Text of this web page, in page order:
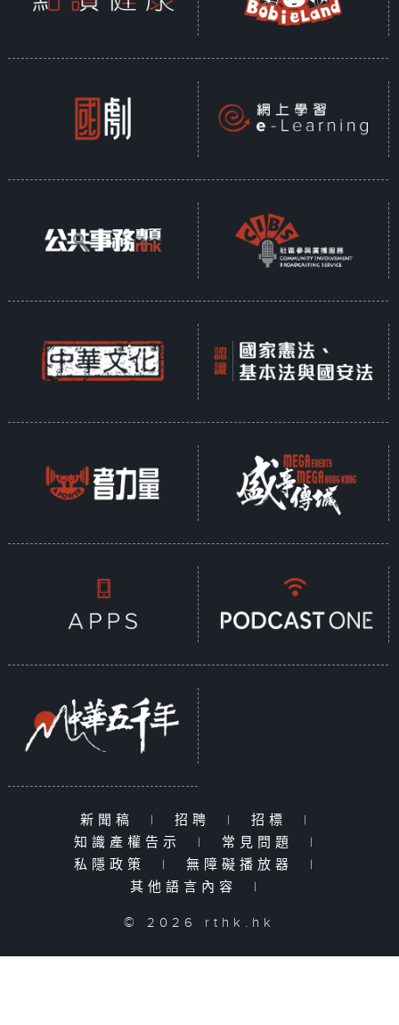
新聞稿 | 招聘 | 招標
|
知識產權告示
| 常見問題
|
私隱政策
| 無障礙播放器
|
其他語言內容
|
© 2026 rthk.hk